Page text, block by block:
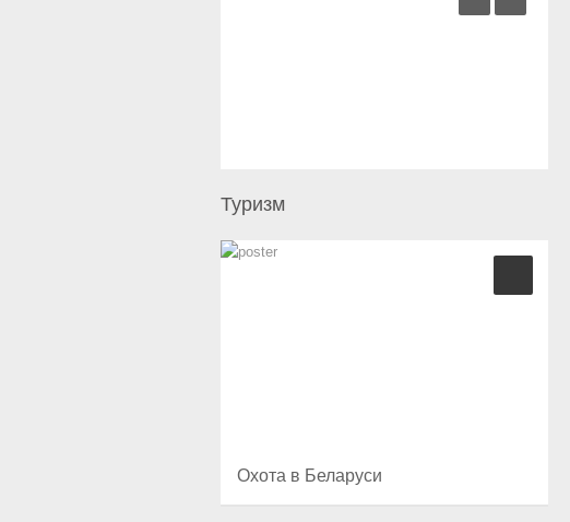
Туризм
Охота в Беларуси